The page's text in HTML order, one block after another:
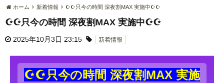
ホーム 新着情報 ☪☪只今の時間 深夜割MAX 実施中☪☪
☪☪只今の時間 深夜割MAX 実施中☪☪
2025年10月3日 23:15 新着情報
☪☪只今の時間 深夜割MAX 実施